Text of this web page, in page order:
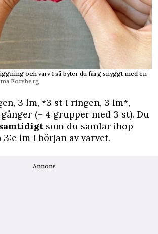
och varv 1 så byter du färg snyggt med en
Forsberg
3 lm, *3 st i ringen, 3 lm*,
(= 4 grupper med 3 st). Du
som du samlar ihop
3:e lm i början av varvet.
Annons